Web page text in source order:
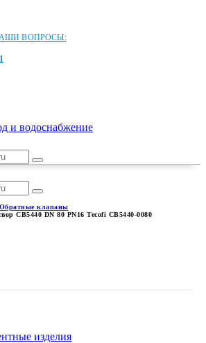
ВОПРОСЫ:
Обратные клапаны
CB5440 DN 80 PN16 Tecofi CB5440-0080